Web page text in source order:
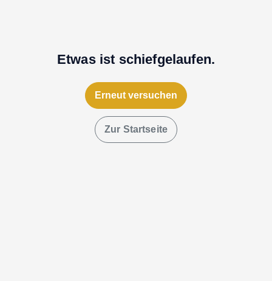
Etwas ist schiefgelaufen.
Erneut versuchen
Zur Startseite